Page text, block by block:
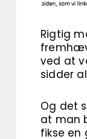
Rigtig
ved at
sidder
Og det
at man
fikse en